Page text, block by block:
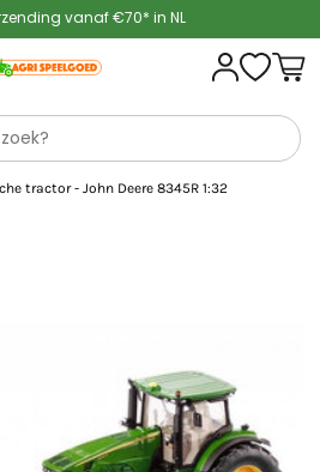
vanaf €70* in NL
Snelle levering
tractor - John Deere 8345R 1:32